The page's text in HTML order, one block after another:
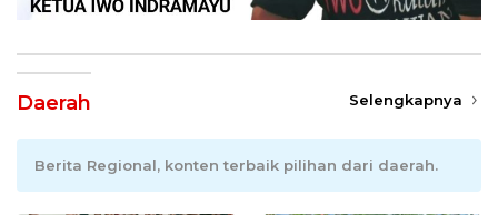
Daerah Selengkapnya
Berita Regional, konten terbaik pilihan dari daerah.